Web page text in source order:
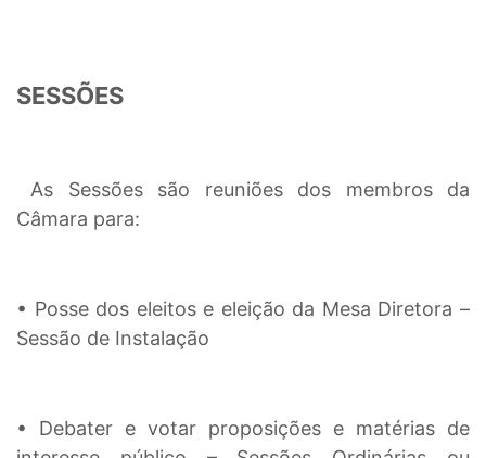
SESSÕES
As Sessões são reuniões dos membros da
Câmara para:
• Posse dos eleitos e eleição da Mesa Diretora –
Sessão de Instalação
• Debater e votar proposições e matérias de